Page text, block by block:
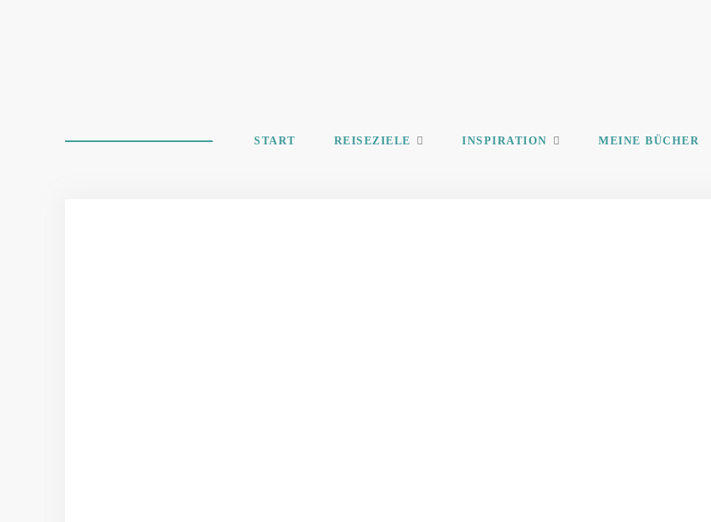
START REISEZIELE INSPIRATION MEINE BÜCHER